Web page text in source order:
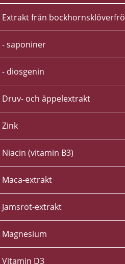
Extrakt från bockhornsklöverfrö
- saponiner
- diosgenin
Druv- och äppelextrakt
Zink
Niacin (vitamin B3)
Maca-extrakt
Jamsrot-extrakt
Magnesium
Vitamin D3